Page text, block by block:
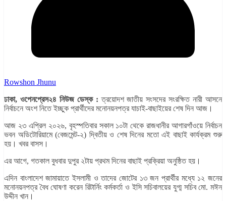
Rowshon Jhunu
ঢাকা, ওপেনপ্রেস২৪ নিউজ ডেস্ক :ত্রয়োদশ জাতীয় সংসদের সংরক্ষিত নারী আসনে
নির্বাচনে অংশ নিতে ইচ্ছুক প্রার্থীদের মনোনয়নপত্র যাচাই-বাছাইয়ের শেষ দিন আজ।
আজ ২৩ এপ্রিল ২০২৬, বৃহস্পতিবার সকাল ১০টা থেকে রাজধানীর আগারগাঁওয়ে নির্বাচন
ভবন অডিটোরিয়ামে (বেজমেন্ট-২) দ্বিতীয় ও শেষ দিনের মতো এই বাছাই কার্যক্রম শুরু
হয়। খবর বাসস।
এর আগে, গতকাল বুধবার দুপুর ২টায় প্রথম দিনের বাছাই প্রক্রিয়া অনুষ্ঠিত হয়।
এদিন বাংলাদেশ জামায়াতে ইসলামী ও তাদের জোটের ১৩ জন প্রার্থীর মধ্যে ১২ জনের
মনোনয়নপত্র বৈধ ঘোষণা করেন রিটার্নিং কর্মকর্তা ও ইসি সচিবালয়ের যুগ্ম সচিব মো. মঈন
উদ্দীন খান।